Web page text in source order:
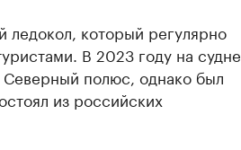
который регулярно
В 2023 году на судне
полюс, однако был
из российских